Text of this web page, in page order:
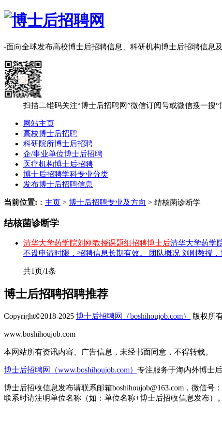
-面向全球发布高校博士后招聘信息、科研机构博士后招聘信息
扫描二维码关注“博士后招聘网”微信订阅号或微信搜一搜“
网站主页
高校博士后招聘
科研院所博士后招聘
企/事业单位博士后招聘
医疗机构博士后招聘
博士后招聘学科专业分类
发布博士后招聘信息
当前位置: ： 主页 > 博士后招聘专业及方向 > 结核菌诊断学
结核菌诊断学
清华大学药学院刘刚教授课题组招聘博士后清华大学药学
不设申请时限，招聘信息长期有效。 团队概况 刘刚教授
共1页/1条
博士后招聘招聘推荐
Copyright©2018-2025 博士后招聘网（boshihoujob.com） 版权所
www.boshihoujob.com
本网站所有资讯内容、广告信息，未经书面同意，不得转载。
博士后招聘网（www.boshihoujob.com） 专注服务于海内外博士后
博士后招收信息发布请联系邮箱boshihoujob@163.com，微信号：
联系时请注明单位名称（如：单位名称+博士后招收信息发布）。